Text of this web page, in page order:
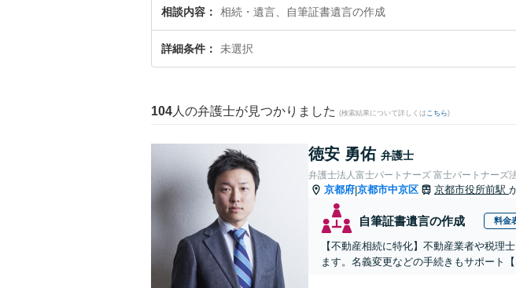
相談内容 相続・遺言、自筆証書遺言の作成
詳細条件 未選択
104 人の弁護士が見つかりました (検索結果について詳しくは こちら)
徳安 勇佑 弁護士
弁護士法人富士パートナーズ 富士パートナーズ
京都府|京都市中京区 京都市役所前駅
自筆証書遺言の作成 料金
【不動産相続に特化】不動産業者や税理
ます。名義変更などの手続きもサポート